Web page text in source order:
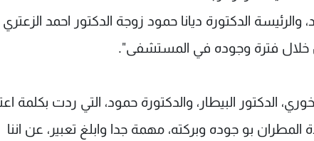
الدكتورة ديانا حمود زوجة الدكتور احمد الزعتري
خلال فترة وجوده في المستشفى".
الدكتور البيطار، والدكتورة حمود، التي ردت بكلمة
بو جوده وبركته، مهمة جدا وابلغ تعبير، عن اننا